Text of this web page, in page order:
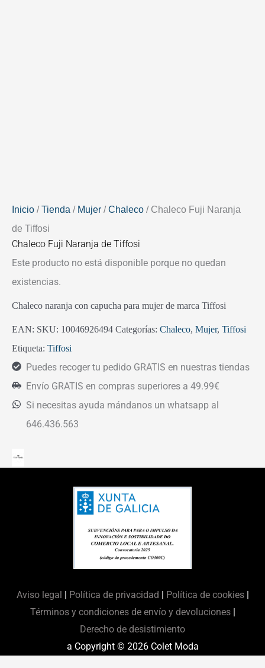
Inicio /Tienda / Mujer /Chaleco / Chaleco Fuji Naranja
de Tiffosi
Chaleco Fuji Naranja de Tiffosi
Este producto no está disponible porque no quedan
existencias.
Chaleco naranja con capucha para mujer de marca Tiffosi
EAN: SKU: 10046926494 Categorías: Chaleco, Mujer, Tiffosi
Etiqueta: Tiffosi
Puedes recoger tu pedido GRATIS en nuestras tiendas
Envío GRATIS en compras superiores a 49.99€
Si necesitas ayuda mándanos un whatsapp al
646.436.563
Aviso legal Política de privacidad Política de cookies|
Términos y condiciones de envío y devoluciones|
Derecho de desistimiento
a Copyright © 2026 Colet Moda